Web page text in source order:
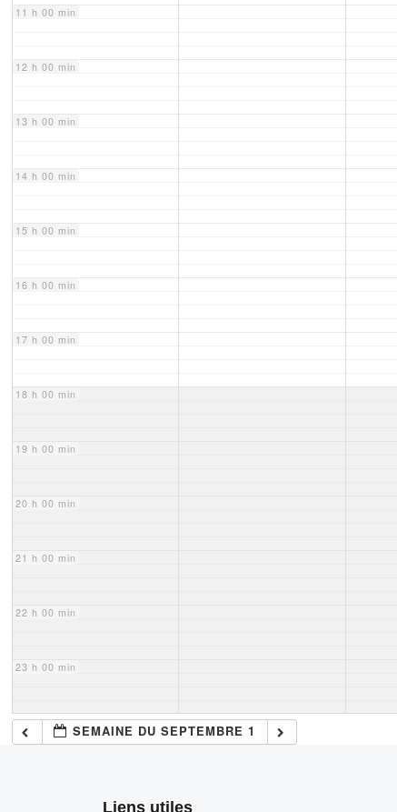
11 h 00 min
12 h 00 min
13 h 00 min
14 h 00 min
15 h 00 min
16 h 00 min
17 h 00 min
18 h 00 min
19 h 00 min
20 h 00 min
21 h 00 min
22 h 00 min
23 h 00 min
SEMAINE DU SEPTEMBRE 1
Liens utiles